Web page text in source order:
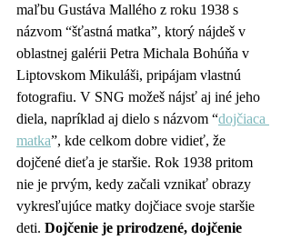
maľbu Gustáva Mallého z roku 1938 s
názvom “šťastná matka”, ktorý nájdeš v
oblastnej galérii Petra Michala Bohúňa v
Liptovskom Mikuláši, pripájam vlastnú
fotografiu. V SNG možeš nájsť aj iné jeho
diela, napríklad aj dielo s názvom “dojčiaca
matka”, kde celkom dobre vidieť, že
dojčené dieťa je staršie. Rok 1938 pritom
nie je prvým, kedy začali vznikať obrazy
vykresľujúce matky dojčiace svoje staršie
deti. Dojčenie je prirodzené, dojčenie